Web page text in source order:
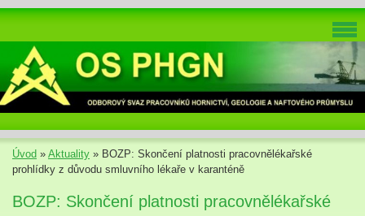
Úvod » Aktuality » BOZP: Skončení platnosti pracovnělékařské
prohlídky z důvodu smluvního lékaře v karanténě
BOZP: Skončení platnosti pracovnělékařské